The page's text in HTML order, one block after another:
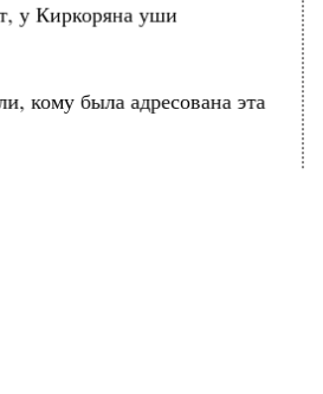
у Киркоряна уши
кому была адресована эта